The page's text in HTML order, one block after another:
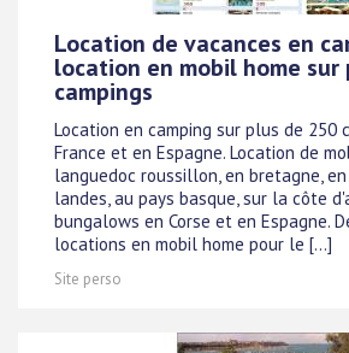
Location de vacances en
location en mobil home sur
campings
Location en camping sur plus de 250
France et en Espagne. Location de
languedoc roussillon, en bretagne,
landes, au pays basque, sur la côte
bungalows en Corse et en Espagne.
locations en mobil home pour le [...]
Site perso